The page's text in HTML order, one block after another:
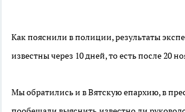
Как пояснили в полиции, результаты
известны через 10 дней, то есть после 20
Мы обратились и в Вятскую епархию, в